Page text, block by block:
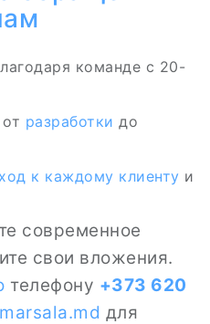
команде с 20-
от разработки до
к каждому клиенту и
современное
свои вложения.
телефону +373 620
marsala.md для